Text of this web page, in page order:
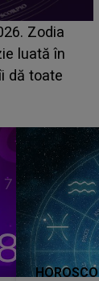
până
Casa Iubirii
mama
pentru